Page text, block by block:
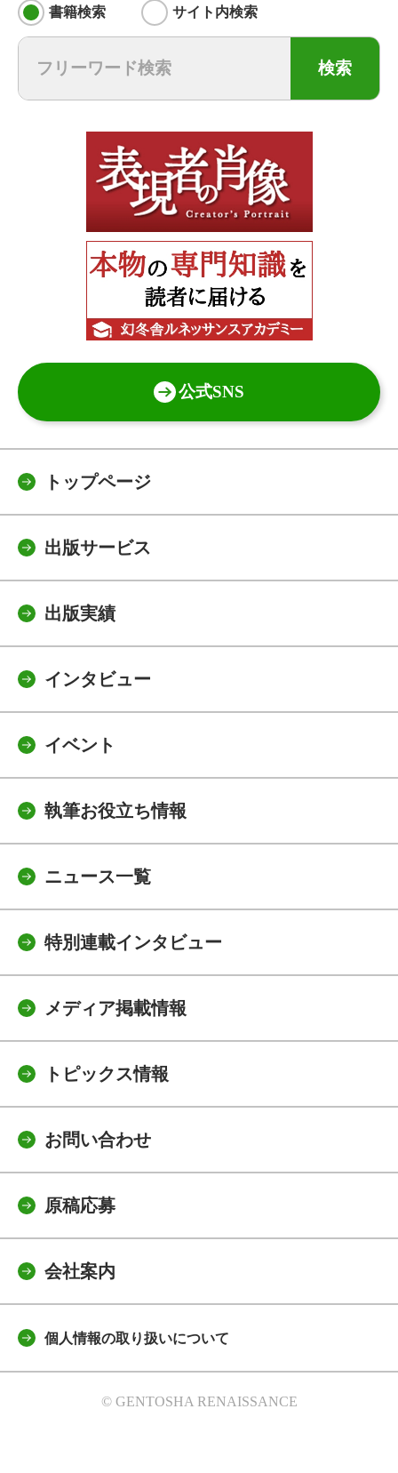
書籍検索 サイト内検索
検索
公式SNS
トップページ
出版サービス
出版実績
インタビュー
イベント
執筆お役立ち情報
ニュース一覧
特別連載インタビュー
メディア掲載情報
トピックス情報
お問い合わせ
原稿応募
会社案内
個人情報の取り扱いについて
© GENTOSHA RENAISSANCE